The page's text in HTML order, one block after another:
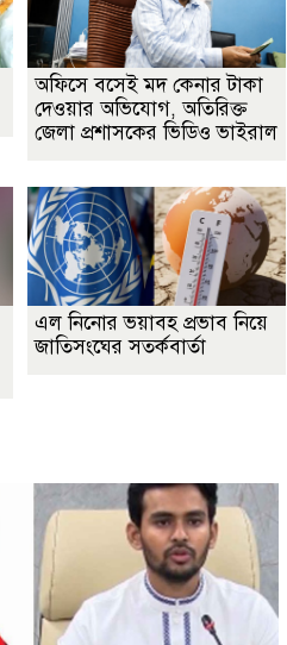
অফিসে বসেই মদ কেনার টাকা
দেওয়ার অভিযোগ, অতিরিক্ত
জেলা প্রশাসকের ভিডিও ভাইরাল
এল নিনোর ভয়াবহ প্রভাব নিয়ে
জাতিসংঘের সতর্কবার্তা